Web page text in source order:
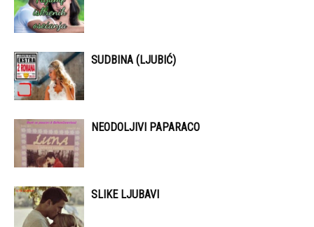
SUDBINA (LJUBIĆ)
NEODOLJIVI PAPARACO
SLIKE LJUBAVI